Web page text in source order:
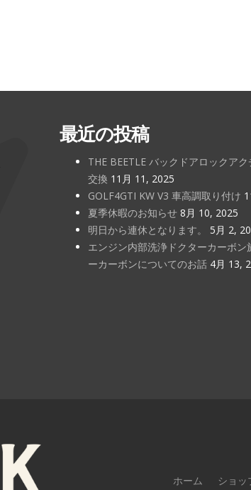
最近の投稿
THE BEETLE バックドアロックア
交換 11月 11, 2025
GOLF4GTI KW V3 車高調取り付け
夏季休暇のお知らせ 8月 10, 2025
明日から連休となります。
5月 2,
エンジン内部洗浄ドクターカーボン
ーカーボンについてのお話 4月 13,
ホーム ショッ